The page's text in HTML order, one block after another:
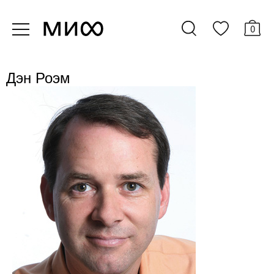
0
Дэн Роэм